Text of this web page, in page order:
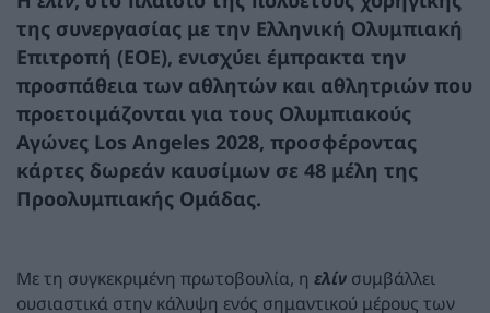
της συνεργασίας με την Ελληνική Ολυμπιακή
Επιτροπή (ΕΟΕ), ενισχύει έμπρακτα την
προσπάθεια των αθλητών και αθλητριών που
προετοιμάζονται για τους Ολυμπιακούς
Αγώνες Los Angeles 2028, προσφέροντας
κάρτες δωρεάν καυσίμων σε 48 μέλη της
Προολυμπιακής Ομάδας.
Με τη συγκεκριμένη πρωτοβουλία, η ελίν συμβάλλει
ουσιαστικά στην κάλυψη ενός σημαντικού μέρους των